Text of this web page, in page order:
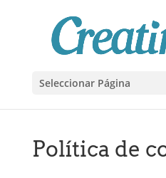
Seleccionar Página
Política de